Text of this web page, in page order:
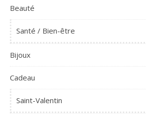
Beauté
Santé / Bien-être
Bijoux
Cadeau
Saint-Valentin